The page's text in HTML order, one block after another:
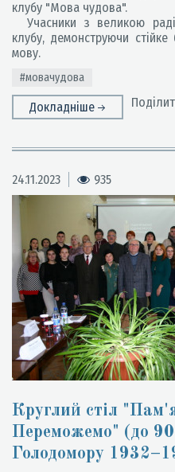
клубу "Мова чудова".
Учасники з великою
клубу, демонструючи
мову.
#мовачудова
Докладніше
24.11.2023 935
Круглий стіл
Переможемо" (до
Голодомору